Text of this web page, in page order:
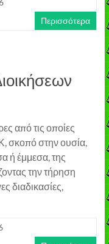
Περισσότερα
από τις οποίες
σκοπό στην ουσία,
ή έμμεσα, της
την τήρηση
διαδικασίες,